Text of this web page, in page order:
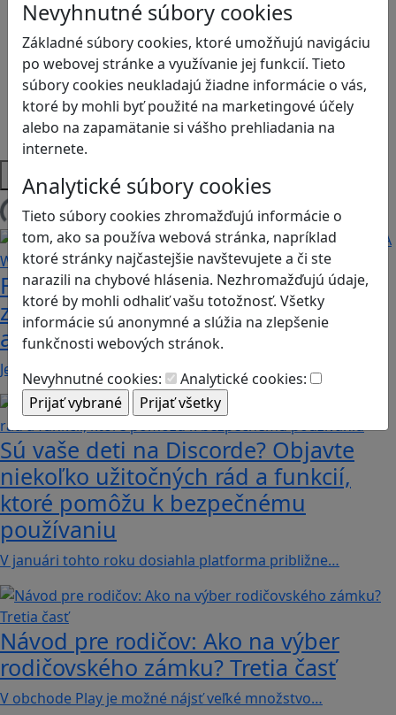
Nevyhnutné súbory cookies
Základné súbory cookies, ktoré umožňujú navigáciu
po webovej stránke a využívanie jej funkcií. Tieto
súbory cookies neukladajú žiadne informácie o vás,
ktoré by mohli byť použité na marketingové účely
alebo na zapamätanie si vášho prehliadania na
internete.
Analytické súbory cookies
Tieto súbory cookies zhromažďujú informácie o
tom, ako sa používa webová stránka, napríklad
ktoré stránky najčastejšie navštevujete a či ste
narazili na chybové hlásenia. Nezhromažďujú údaje,
ktoré by mohli odhaliť vašu totožnosť. Všetky
informácie sú anonymné a slúžia na zlepšenie
funkčnosti webových stránok.
Nevyhnutné cookies:
Analytické cookies:
Logické myslenie
Ľudské práva a tolerancia
Motorika a koncentrácia
Programovanie/Technika
Sociálne zručnosti a kooperácia
Strategické myslenie
Zdravie a pohyb
Platformy
Načítam blogy
Fotografujte zvieratká, aby ste
zachránili ostrov v Alba: A Wildlife
adventure
Jednoduchá hra, vhodná pre kohokoľvek z rodiny,…
Sú vaše deti na Discorde? Objavte
niekoľko užitočných rád a funkcií,
ktoré pomôžu k bezpečnému
používaniu
V januári tohto roku dosiahla platforma približne…
Návod pre rodičov: Ako na výber
rodičovského zámku? Tretia časť
V obchode Play je možné nájsť veľké množstvo…